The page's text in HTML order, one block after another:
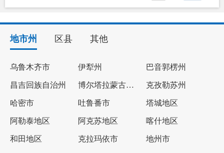
地市州 区县 其他
乌鲁木齐市 伊犁州 巴音郭楞州
昌吉回族自治州 博尔塔拉蒙古自治州 克孜勒苏州
哈密市 吐鲁番市 塔城地区
阿勒泰地区 阿克苏地区 喀什地区
和田地区 克拉玛依市 地州市